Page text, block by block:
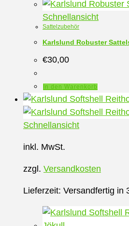
Schnellansicht
Sattelzubehör
Karlslund Robuster
€30,00
In den Warenkorb
Schnellansicht
inkl. MwSt.
zzgl. Versandkosten
Lieferzeit: Versandfertig in